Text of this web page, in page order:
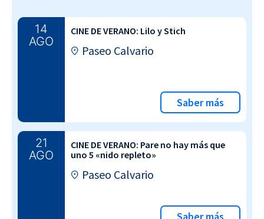
14
AGO
CINE DE VERANO: Lilo y Stich
Paseo Calvario
Saber más
21
AGO
CINE DE VERANO: Pare no hay más que
uno 5 «nido repleto»
Paseo Calvario
Saber más